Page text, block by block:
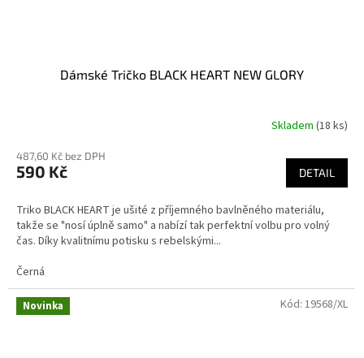
Dámské Tričko BLACK HEART NEW GLORY
Skladem (18 ks)
487,60 Kč bez DPH
590 Kč DETAIL
Triko BLACK HEART je ušité z příjemného bavlněného materiálu,
takže se "nosí úplně samo" a nabízí tak perfektní volbu pro volný
čas. Díky kvalitnímu potisku s rebelskými...
Černá
Novinka Kód: 19568/XL